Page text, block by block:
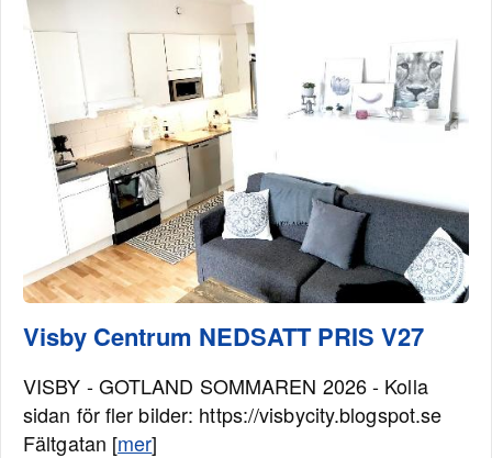
Visby Centrum NEDSATT PRIS V27
VISBY - GOTLAND SOMMAREN 2026 - Kolla
sidan för fler bilder: https://visbycity.blogspot.se
Fältgatan [mer]